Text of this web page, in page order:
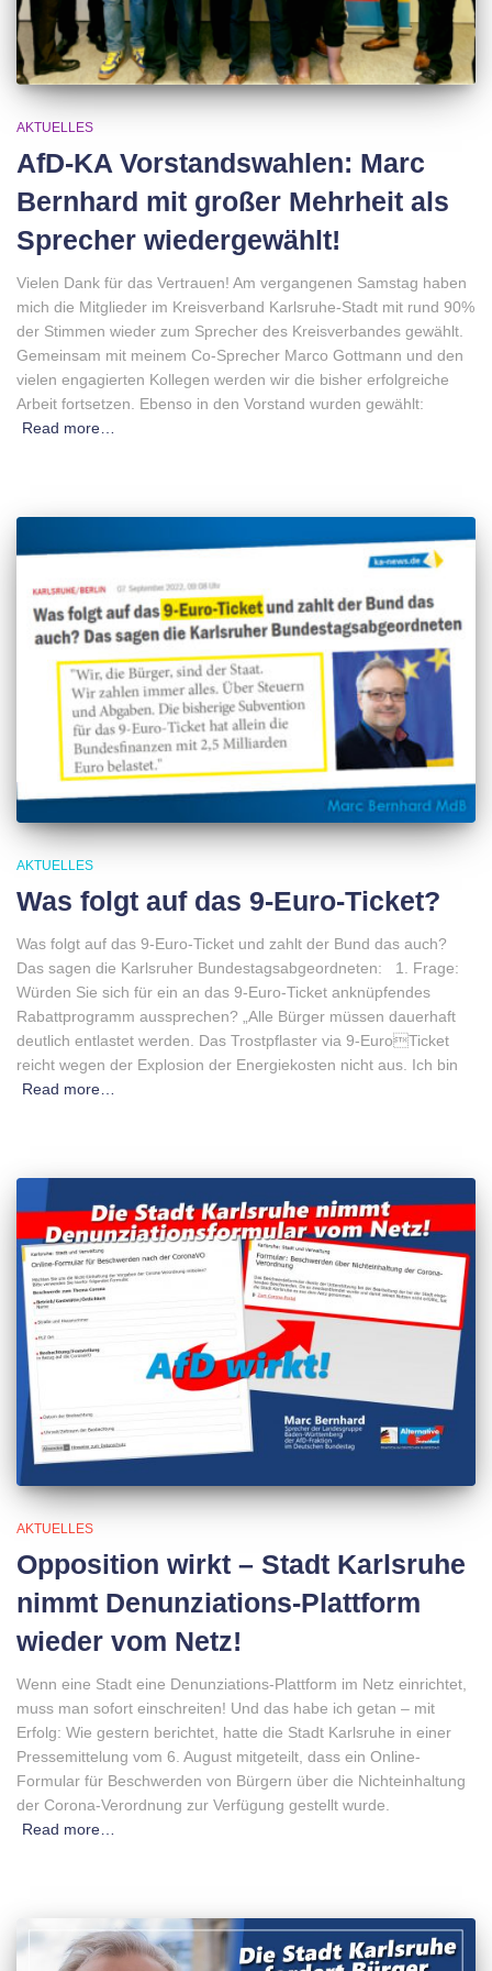
AKTUELLES
AfD-KA Vorstandswahlen: Marc
Bernhard mit großer Mehrheit als
Sprecher wiedergewählt!
Vielen Dank für das Vertrauen! Am vergangenen Samstag haben
mich die Mitglieder im Kreisverband Karlsruhe-Stadt mit rund 90%
der Stimmen wieder zum Sprecher des Kreisverbandes gewählt.
Gemeinsam mit meinem Co-Sprecher Marco Gottmann und den
vielen engagierten Kollegen werden wir die bisher erfolgreiche
Arbeit fortsetzen. Ebenso in den Vorstand wurden gewählt:
Read more…
AKTUELLES
Was folgt auf das 9-Euro-Ticket?
Was folgt auf das 9-Euro-Ticket und zahlt der Bund das auch?
Das sagen die Karlsruher Bundestagsabgeordneten: 1. Frage:
Würden Sie sich für ein an das 9-Euro-Ticket anknüpfendes
Rabattprogramm aussprechen? „Alle Bürger müssen dauerhaft
deutlich entlastet werden. Das Trostpflaster via 9-EuroTicket
reicht wegen der Explosion der Energiekosten nicht aus. Ich bin
Read more…
AKTUELLES
Opposition wirkt – Stadt Karlsruhe
nimmt Denunziations-Plattform
wieder vom Netz!
Wenn eine Stadt eine Denunziations-Plattform im Netz einrichtet,
muss man sofort einschreiten! Und das habe ich getan – mit
Erfolg: Wie gestern berichtet, hatte die Stadt Karlsruhe in einer
Pressemittelung vom 6. August mitgeteilt, dass ein Online-
Formular für Beschwerden von Bürgern über die Nichteinhaltung
der Corona-Verordnung zur Verfügung gestellt wurde.
Read more…